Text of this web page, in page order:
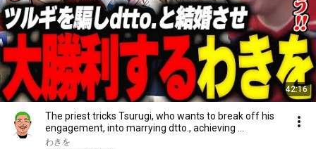
42:16
The priest tricks Tsurugi, who wants to break off his
engagement, into marrying dtto., achieving ...
わきを